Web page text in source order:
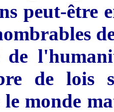
peut-être
de lois
le monde